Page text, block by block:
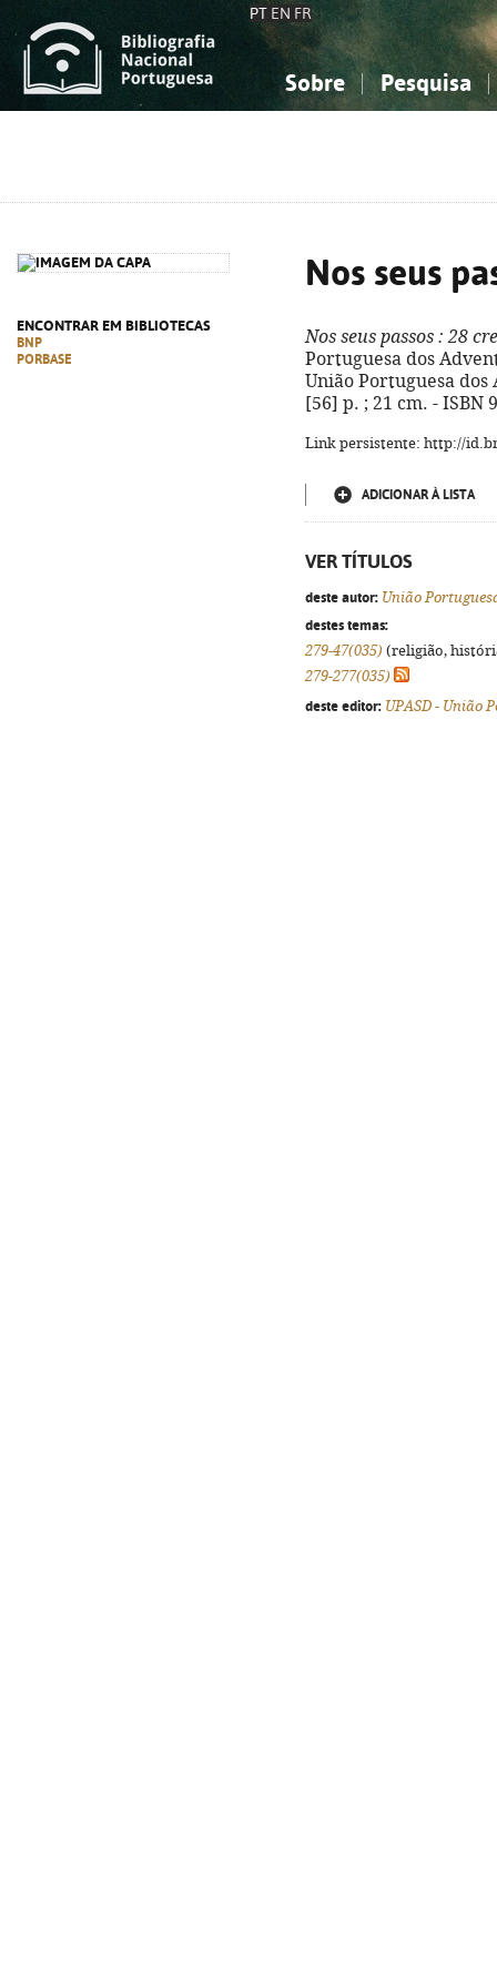
PT EN FR
Sobre Pesquisa
ENCONTRAR EM BIBLIOTECAS
BNP
PORBASE
Nos seus
Nos seus passos : 28
Portuguesa dos
União Portuguesa dos
[56] p. ; 21 cm. - ISBN
Link persistente: http://
ADICIONAR À LISTA
VER TÍTULOS
deste autor: União
destes temas:
279-47(035) (religião,
279-277(035)
deste editor: UPASD - União